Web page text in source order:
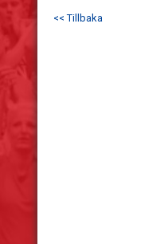
<< Tillbaka